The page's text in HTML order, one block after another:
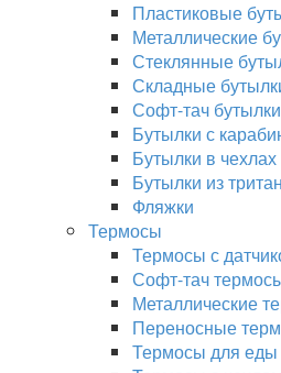
Пластиковые
Металлические
Стеклянные
Складные
Софт-тач бутылки
Бутылки с
Бутылки в чехлах
Бутылки из
Фляжки
Термосы
Термосы с
Софт-тач
Металлические
Переносные
Термосы для еды